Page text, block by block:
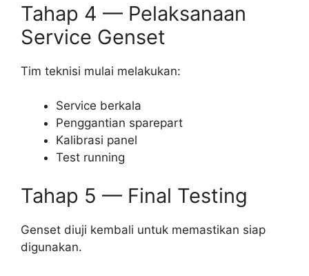
Tahap 4 — Pelaksanaan
Service Genset
Tim teknisi mulai melakukan:
Service berkala
Penggantian sparepart
Kalibrasi panel
Test running
Tahap 5 — Final Testing
Genset diuji kembali untuk memastikan siap
digunakan.